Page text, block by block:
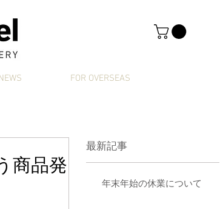
FOR OVERSEAS
商品発
最新記事
年末年始の休業について